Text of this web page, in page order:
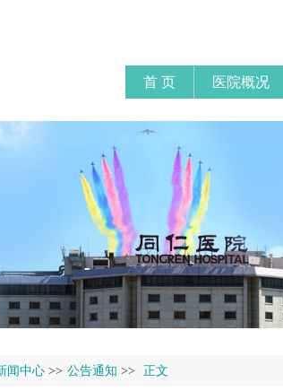
首 页 医院概况
闻中心 >> 公告通知 >> 正文